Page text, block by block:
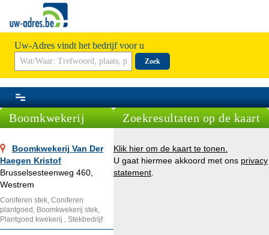
Uw-Adres vindt het bedrijf voor u
Zoek
Boomkwekerij
Boomkwekerij Van Der
Haegen Kristof
Brusselsesteenweg 460,
Westrem
Coniferen stek, Coniferen
plantgoed, Boomkwekerij stek,
Plantgoed kwekerij , Stekbedrijf
Zoekresultaten op de kaart
Klik hier om de kaart te tonen.
U gaat hiermee akkoord met ons privacy
statement